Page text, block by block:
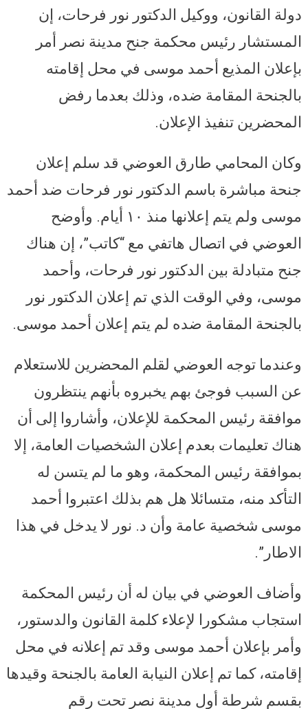
دولة القانون، ووكيل الدكتور نور فرحات، إن
المستشار رئيس محكمة جنح مدينة نصر أمر
بإعلان المذيع أحمد موسى في محل إقامته
بالجنحة المقامة ضده، وذلك بعدما رفض
المحضرين تنفيذ الإعلان.
وكان المحامي طارق العوضي قد سلم إعلان
جنحة مباشرة باسم الدكتور نور فرحات ضد أحمد
موسى ولم يتم إعلانها منذ ١٠ أيام. وأوضح
العوضي في اتصال هاتفي مع “كاتب”، إن هناك
جنح متبادلة بين الدكتور نور فرحات، وأحمد
موسى، وفي الوقت الذي تم إعلان الدكتور نور
بالجنحة المقامة ضده لم يتم إعلان أحمد موسى.
وعندما توجه العوضي لقلم المحضرين للاستعلام
عن السبب فوجئ بهم يخبروه بأنهم ينتظرون
موافقة رئيس المحكمة للإعلان، وأشاروا إلى أن
هناك تعليمات بعدم إعلان الشخصيات العامة، إلا
بموافقة رئيس المحكمة، وهو ما لم يتسن له
التأكد منه، متسائلا هل هم بذلك اعتبروا أحمد
موسى شخصية عامة وأن د. نور لا يدخل في هذا
الاطار”.
وأضاف العوضي في بيان له أن رئيس المحكمة
استجاب مشكورا لإعلاء كلمة القانون والدستور،
وأمر بإعلان أحمد موسى وقد تم إعلانه في محل
إقامته، كما تم إعلان النيابة العامة بالجنحة وقيدها
بقسم شرطة أول مدينة نصر تحت رقم